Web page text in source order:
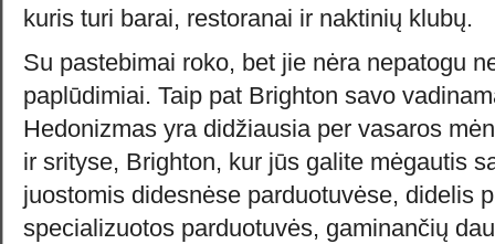
kuris turi barai, restoranai ir naktinių klubų.
Su pastebimai roko, bet jie nėra nepatogu
paplūdimiai. Taip pat Brighton savo
Hedonizmas yra didžiausia per vasaros
ir srityse, Brighton, kur jūs galite mėgautis
juostomis didesnėse parduotuvėse, didelis
specializuotos parduotuvės, gaminančių